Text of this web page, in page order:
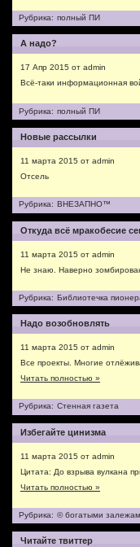
Рубрика: полный ПИ
А надо?
17 Апр 2015 от admin
Всё-таки информационная
Рубрика: полный ПИ
Новые рассылки
11 марта 2015 от admin
Отсель
Рубрика: ВНЕЗАПНО™
Откуда всё мракобесие
11 марта 2015 от admin
Не знаю. Наверно
Рубрика: Библиотечка
Надо возобновлять
11 марта 2015 от admin
Все проекты. Многие
Читать полностью »
Рубрика: Стенная газета
Избегайте цинизма
11 марта 2015 от admin
Цитата: До взрыва вулкана
Читать полностью »
Рубрика: © богатыми
Читайте твиттер